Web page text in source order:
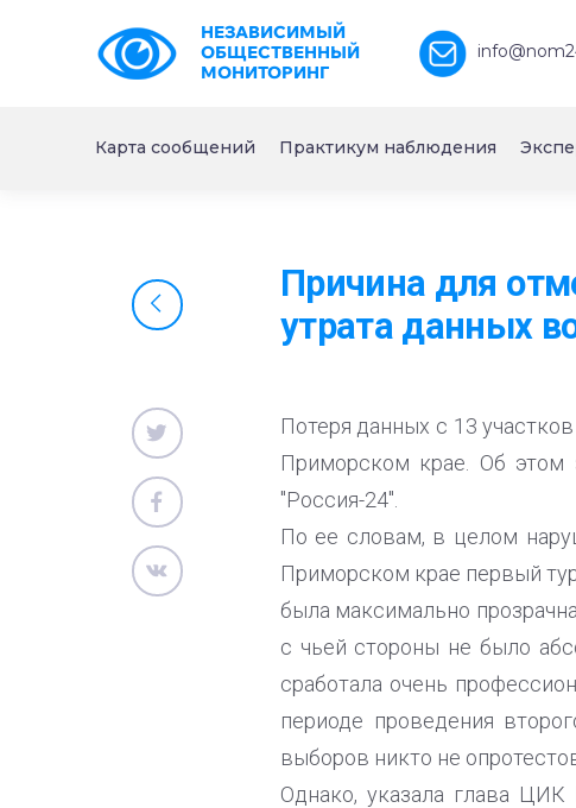
НЕЗАВИСИМЫЙ
ОБЩЕСТВЕННЫЙ
МОНИТОРИНГ
Карта сообщений Практикум наблюдения
Причина для
утрата данных
Потеря данных с 13
Приморском крае. Об
"Россия-24".
По ее словам, в целом
Приморском крае первый
была максимально
с чьей стороны не было
сработала очень
периоде проведения
выборов никто не
Однако, указала глава